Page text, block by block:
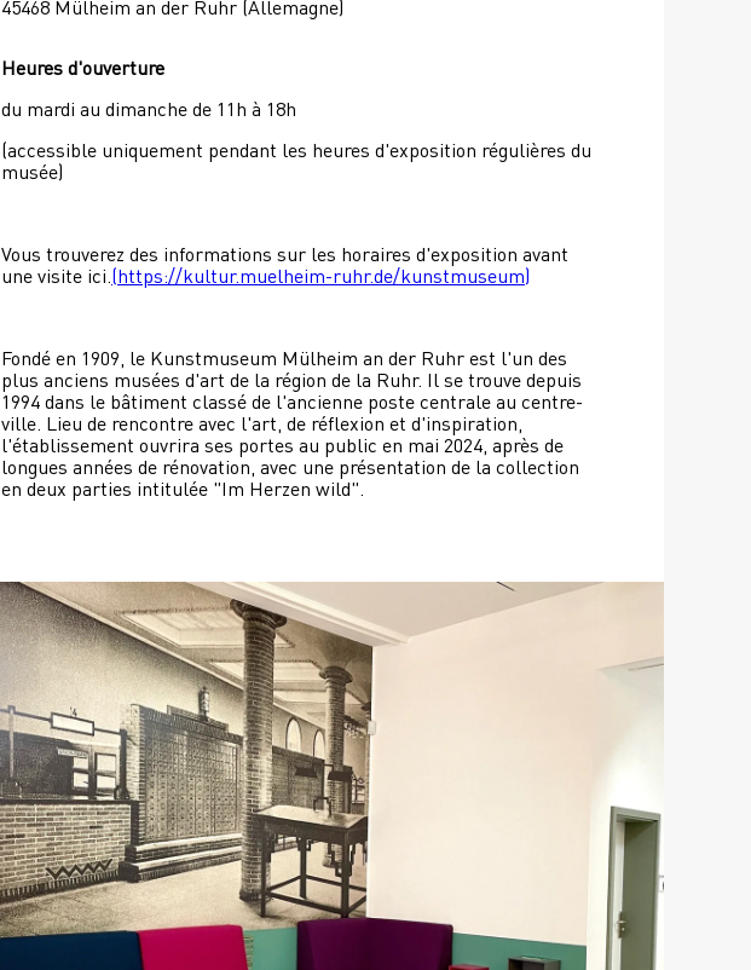
45468 Mülheim an der Ruhr (Allemagne)
Heures d'ouverture
du mardi au dimanche de 11h à 18h
(accessible uniquement pendant les heures d'exposition régulières du
musée)
Vous trouverez des informations sur les horaires d'exposition avant
une visite ici. (https://kultur.muelheim-ruhr.de/kunstmuseum)
Fondé en 1909, le Kunstmuseum Mülheim an der Ruhr est l'un des
plus anciens musées d'art de la région de la Ruhr. Il se trouve depuis
1994 dans le bâtiment classé de l'ancienne poste centrale au centre-
ville. Lieu de rencontre avec l'art, de réflexion et d'inspiration,
l'établissement ouvrira ses portes au public en mai 2024, après de
longues années de rénovation, avec une présentation de la collection
en deux parties intitulée "Im Herzen wild".